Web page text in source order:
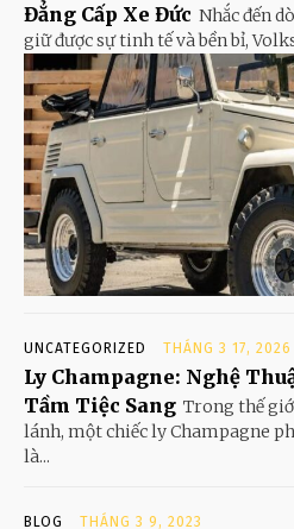
Đẳng Cấp Xe Đức Nhắc đến
giữ được sự tinh tế và bền bỉ,
UNCATEGORIZED THÁNG 3 17, 2026
Ly Champagne: Nghệ
Tầm Tiệc Sang Trong thế
lánh, một chiếc ly Champagne
là...
BLOG THÁNG 3 9, 2023